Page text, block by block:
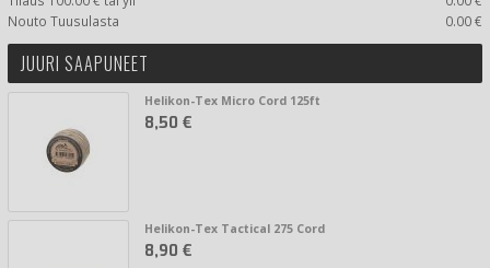
Nouto Tuusulasta
0.00 €
JUURI SAAPUNEET
Helikon-Tex Micro Cord 125ft
8,50 €
Helikon-Tex Tactical 275 Cord
8,90 €